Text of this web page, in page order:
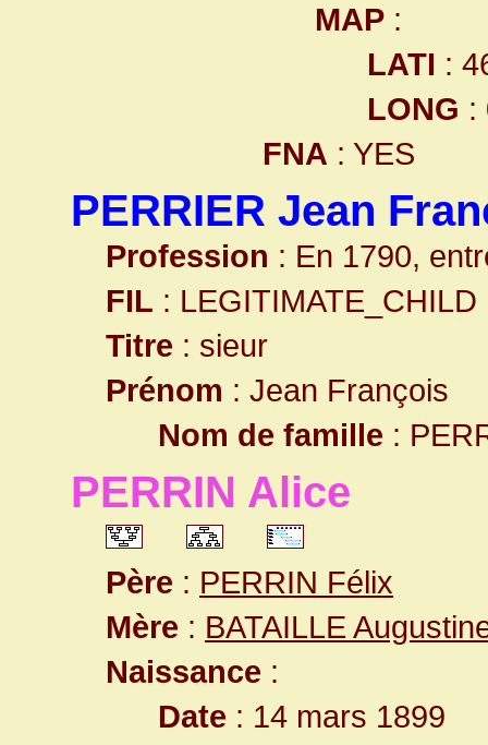
MAP :
LATI :
LONG :
FNA : YES
PERRIER Jean
Profession : En 1790,
FIL : LEGITIMATE_CHILD
Titre : sieur
Prénom : Jean François
Nom de famille :
PERRIN Alice
Père : PERRIN Félix
Mère : BATAILLE
Naissance :
Date : 14 mars 1899